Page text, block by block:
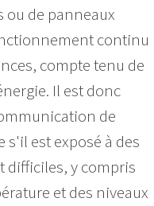
de panneaux
continu
compte tenu de
Il est donc
de
est exposé à des
y compris
et des niveaux